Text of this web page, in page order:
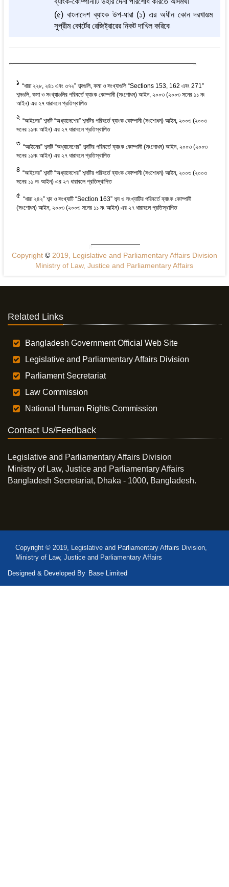
(৫) বাংলাদেশ ব্যাংক উপ-ধারা (১) এর অধীন কোন দরখাস্ত্ম
সুপ্রীম কোর্টের রেজিষ্ট্রারের নিকট দাখিল করিবে৷
1 “ধারা ২২৮, ২৪১ এবং ৩৭২” শব্দগুলি, কমা ও সংখ্যাগুলি “Sections 153, 162 এবং 271”
শব্দগুলি, কমা ও সংখ্যাগুলির পরিবর্তে ব্যাংক কোম্পানী (সংশোধন) আইন, ২০০৩ (২০০৩ সনের ১১ নং
আইন) এর ২৭ ধারাবলে প্রতিস্থাপিত
2 “আইনের” শব্দটি “অধ্যাদেশের” শব্দটির পরিবর্তে ব্যাংক কোম্পানী (সংশোধন) আইন, ২০০৩ (২০০৩
সনের ১১নং আইন) এর ২৭ ধারাবলে প্রতিস্থাপিত
3 “আইনের” শব্দটি “অধ্যাদেশের” শব্দটির পরিবর্তে ব্যাংক কোম্পানী (সংশোধন) আইন, ২০০৩ (২০০৩
সনের ১১নং আইন) এর ২৭ ধারাবলে প্রতিস্থাপিত
4 “আইনের” শব্দটি “অধ্যাদেশের” শব্দটির পরিবর্তে ব্যাংক কোম্পানী (সংশোধন) আইন, ২০০৩ (২০০৩
সনের ১১ নং আইন) এর ২৭ ধারাবলে প্রতিস্থাপিত
5 “ধারা ২৪২” শব্দ ও সংখ্যাটি “Section 163” শব্দ ও সংখ্যাটির পরিবর্তে ব্যাংক কোম্পানী
(সংশোধন) আইন, ২০০৩ (২০০৩ সনের ১১ নং আইন) এর ২৭ ধারাবলে প্রতিস্থাপিত
Copyright ©2019, Legislative and Parliamentary Affairs Division
Ministry of Law, Justice and Parliamentary Affairs
Related Links
Bangladesh Government Official Web Site
Legislative and Parliamentary Affairs Division
Parliament Secretariat
Law Commission
National Human Rights Commission
Contact Us/Feedback
Legislative and Parliamentary Affairs Division
Ministry of Law, Justice and Parliamentary Affairs
Bangladesh Secretariat, Dhaka - 1000, Bangladesh.
Copyright © 2019, Legislative and Parliamentary Affairs Division,
Ministry of Law, Justice and Parliamentary Affairs
Designed & Developed By Base Limited